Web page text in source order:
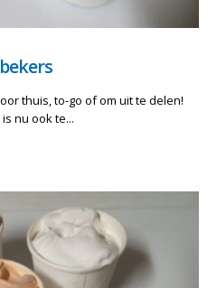
thuis, to-go of om uit te delen!
nu ook te...